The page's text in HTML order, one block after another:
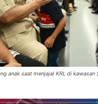
anak saat menjajal KRL di kawasan